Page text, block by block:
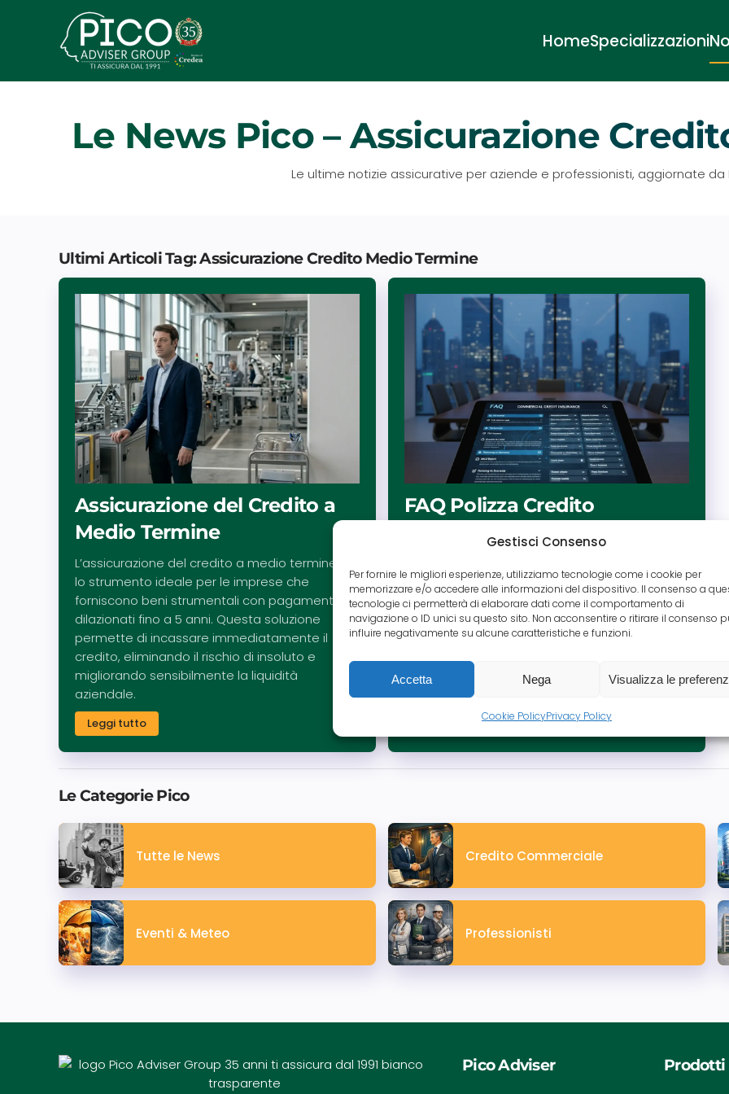
Gestisci Consenso
Per fornire le migliori esperienze, utilizziamo tecnologie come i cookie per
memorizzare e/o accedere alle informazioni del dispositivo. Il consenso a
tecnologie ci permetterà di elaborare dati come il comportamento di
navigazione o ID unici su questo sito. Non acconsentire o ritirare il consenso
influire negativamente su alcune caratteristiche e funzioni.
Accetta Nega Visualizza le
Cookie PolicyPrivacy Policy
Passa
contenuto
HomeSpecializzazioni
Le News Pico – Assicurazione
Le ultime notizie assicurative per aziende e professionisti, aggiornate da
Ultimi Articoli Tag: Assicurazione Credito Medio Termine
Assicurazione del Credito a
Medio Termine
L’assicurazione del credito a medio termine è
lo strumento ideale per le imprese che
forniscono beni strumentali con pagamenti
dilazionati fino a 5 anni. Questa soluzione
permette di incassare immediatamente il
credito, eliminando il rischio di insoluto e
migliorando sensibilmente la liquidità
aziendale.
Leggi tutto
FAQ Polizza Credito
Commerciale
complessa. In questa guida FAQ analizziamo
costi, dinamiche operative e le differenze tra le
polizze tradizionali e le soluzioni per grandi
imprese, offrendo chiarezza strategica per
proteggere il fatturato della tua azienda.
Le Categorie Pico
Tutte le News Credito Commerciale
Eventi & Meteo Professionisti
Pico Adviser Prodotti